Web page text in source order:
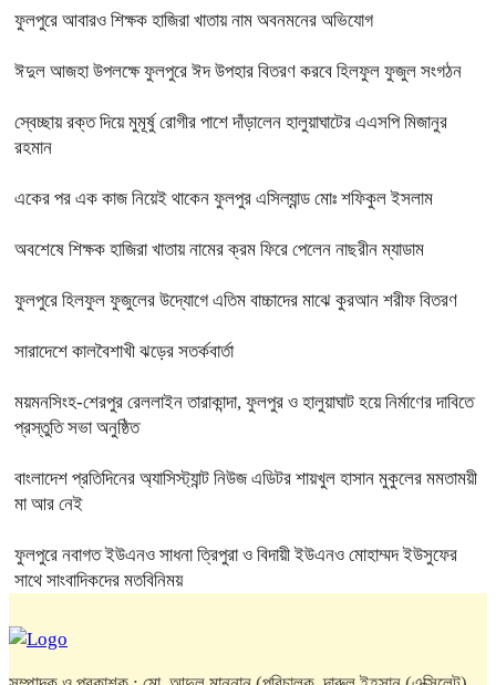
ফুলপুরে আবারও শিক্ষক হাজিরা খাতায় নাম অবনমনের অভিযোগ
ঈদুল আজহা উপলক্ষে ফুলপুরে ঈদ উপহার বিতরণ করবে হিলফুল ফুজুল সংগঠন
স্বেচ্ছায় রক্ত দিয়ে মুমূর্ষু রোগীর পাশে দাঁড়ালেন হালুয়াঘাটের এএসপি মিজানুর
রহমান
একের পর এক কাজ নিয়েই থাকেন ফুলপুর এসিল্যান্ড মোঃ শফিকুল ইসলাম
অবশেষে শিক্ষক হাজিরা খাতায় নামের ক্রম ফিরে পেলেন নাছরীন ম্যাডাম
ফুলপুরে হিলফুল ফুজুলের উদ্যোগে এতিম বাচ্চাদের মাঝে কুরআন শরীফ বিতরণ
সারাদেশে কালবৈশাখী ঝড়ের সতর্কবার্তা
ময়মনসিংহ-শেরপুর রেললাইন তারাকান্দা, ফুলপুর ও হালুয়াঘাট হয়ে নির্মাণের দাবিতে
প্রস্তুতি সভা অনুষ্ঠিত
বাংলাদেশ প্রতিদিনের অ্যাসিস্ট্যান্ট নিউজ এডিটর শায়খুল হাসান মুকুলের মমতাময়ী
মা আর নেই
ফুলপুরে নবাগত ইউএনও সাধনা ত্রিপুরা ও বিদায়ী ইউএনও মোহাম্মদ ইউসুফের
সাথে সাংবাদিকদের মতবিনিময়